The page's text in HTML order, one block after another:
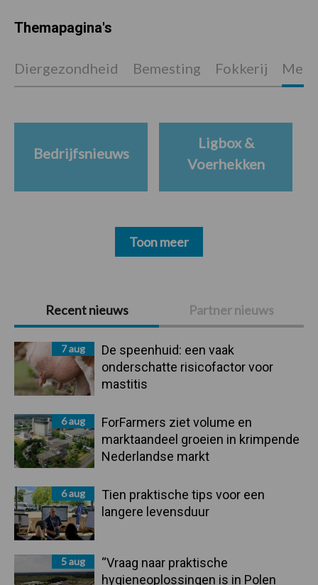
Primaire
Sidebar
Recent nieuws Partner nieuws
7 aug
De speenhuid: een vaak
onderschatte risicofactor voor
mastitis
6 aug
ForFarmers ziet volume en
marktaandeel groeien in krimpende
Nederlandse markt
6 aug
Tien praktische tips voor een
langere levensduur
5 aug
“Vraag naar praktische
hygieneoplossingen is in Polen
Themapagina's
Diergezondheid Bemesting Fokkerij
Bedrijfsnieuws
Ligbox &
Voerhekken
Toon meer